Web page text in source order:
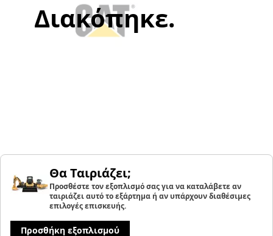
Διακόπηκε.
Θα Ταιριάζει;
Προσθέστε τον εξοπλισμό σας για να καταλάβετε αν
ταιριάζει αυτό το εξάρτημα ή αν υπάρχουν διαθέσιμες
επιλογές επισκευής.
Προσθήκη εξοπλισμού